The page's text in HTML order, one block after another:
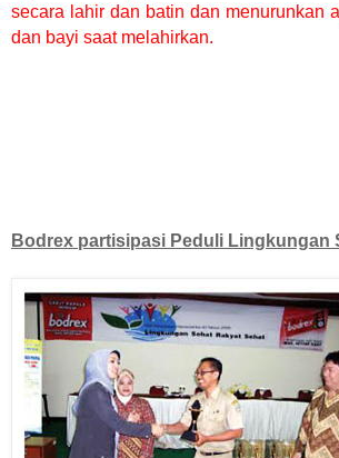
secara lahir dan batin dan menurunkan
dan bayi saat melahirkan.
Bodrex partisipasi Peduli Lingkungan